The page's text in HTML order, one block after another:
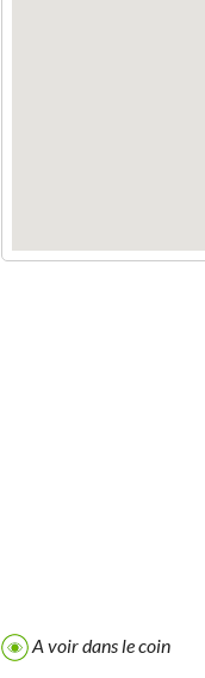
A voir dans le coin